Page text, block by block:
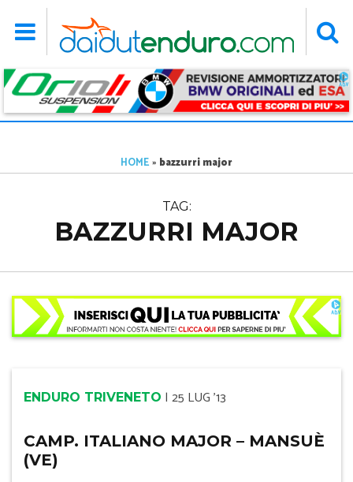
HOME» bazzurri major
TAG:
BAZZURRI MAJOR
ENDURO TRIVENETO | 25 LUG '13
CAMP. ITALIANO MAJOR – MANSUÈ
(VE)